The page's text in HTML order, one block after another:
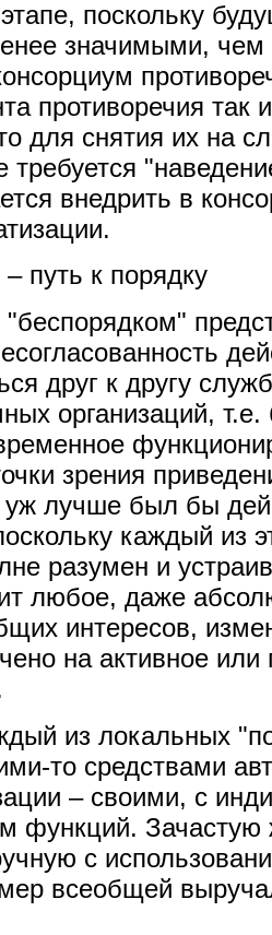
поскольку
значимыми, чем
противоречия так
для снятия их на
требуется
внедрить в
путь к порядку
друг к другу
организаций,
зрения
лучше был бы
каждый из
разумен и
любое, даже
интересов,
на активное или
из локальных
то средствами
– своими, с
функций. Зачастую
с
всеобщей